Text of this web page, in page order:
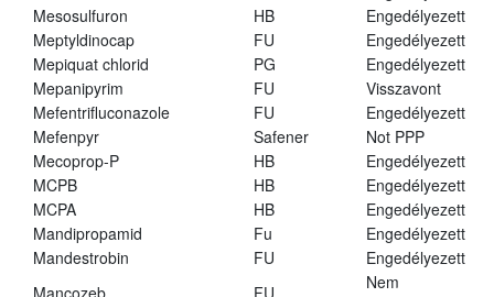
Mesosulfuron
HB
Engedélyezett
Meptyldinocap
FU
Engedélyezett
Mepiquat chlorid
PG
Engedélyezett
Mepanipyrim
FU
Visszavont
Mefentrifluconazole
FU
Engedélyezett
Mefenpyr
Safener
Not PPP
Mecoprop-P
HB
Engedélyezett
MCPB
HB
Engedélyezett
MCPA
HB
Engedélyezett
Mandipropamid
Fu
Engedélyezett
Mandestrobin
FU
Engedélyezett
Nem